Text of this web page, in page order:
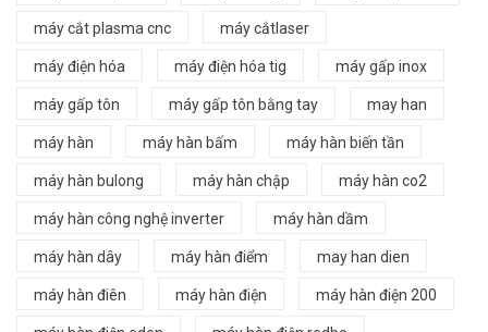
máy cắt plasma cnc máy cắtlaser
máy điện hóa máy điện hóa tig máy gấp inox
máy gấp tôn máy gấp tôn bằng tay may han
máy hàn máy hàn bấm máy hàn biến tần
máy hàn bulong máy hàn chập máy hàn co2
máy hàn công nghệ inverter máy hàn dầm
máy hàn dây máy hàn điểm may han dien
máy hàn điên máy hàn điện máy hàn điện 200